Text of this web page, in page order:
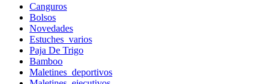
Canguros
Bolsos
Novedades
Estuches_varios
Paja De Trigo
Bamboo
Maletines_deportivos